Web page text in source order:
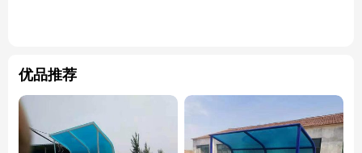
优品推荐